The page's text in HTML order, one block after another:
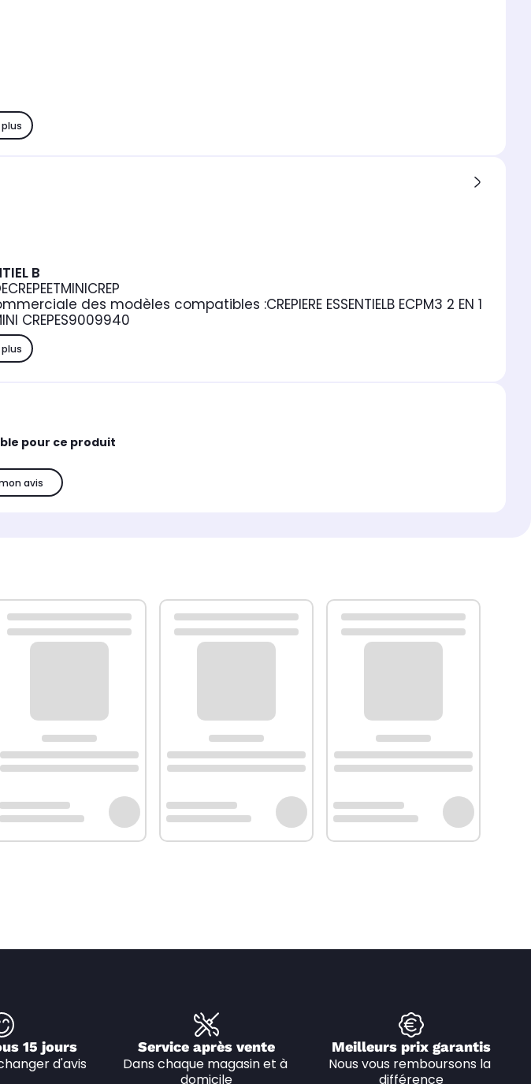
B
des modèles compatibles :CREPIERE ESSENTIELB ECPM3 2 EN 1
CREPES9009940
pour ce produit
avis
15 jours
d'avis
Service après vente
Dans chaque magasin et à
domicile
Meilleurs prix garantis
Nous vous remboursons la
différence